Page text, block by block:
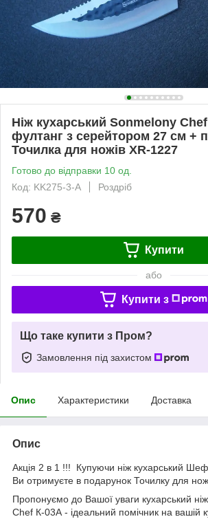
Ніж кухарський Sonmelony
фултанг з серейтором 27 см +
Точилка для ножів XR-1227
Готово до відправки 10 од.
Код: KK275-3-А
Роздріб
570 ₴
Купити
або
Купити з
Що таке купити з Пром?
Замовлення під захистом
Опис Характеристики Доставка
Опис
Акція 2 в 1 !!! Купуючи ніж кухарський
Ви отримуєте в подарунок Точилку для
Пропонуємо до Вашої уваги кухарський
Chef К-03А - ідеальний помічник на вашій